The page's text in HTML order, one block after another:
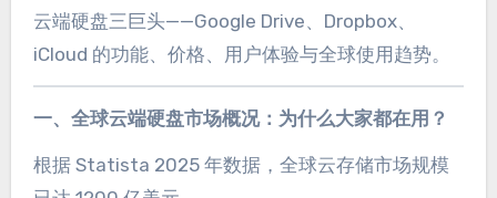
云端硬盘三巨头——Google Drive、Dropbox、
iCloud 的功能、价格、用户体验与全球使用趋势。
一、全球云端硬盘市场概况：为什么大家都在用？
根据 Statista 2025 年数据，全球云存储市场规模